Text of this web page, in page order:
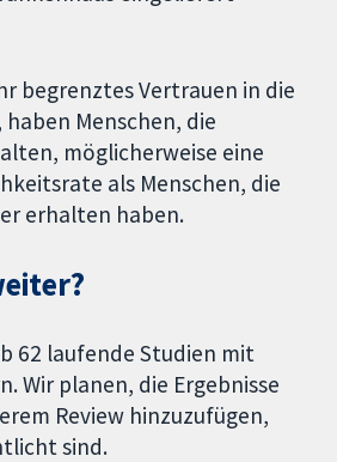
begrenztes Vertrauen in die
Menschen, die
möglicherweise eine
als Menschen, die
erhalten haben.
62 laufende Studien mit
Wir planen, die Ergebnisse
Review hinzuzufügen,
sind.